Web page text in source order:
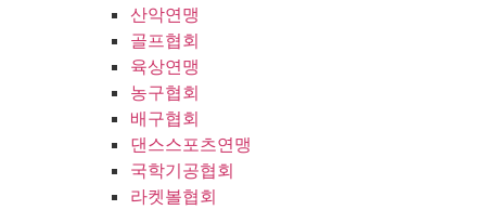
산악연맹
골프협회
육상연맹
농구협회
배구협회
댄스스포츠연맹
국학기공협회
라켓볼협회